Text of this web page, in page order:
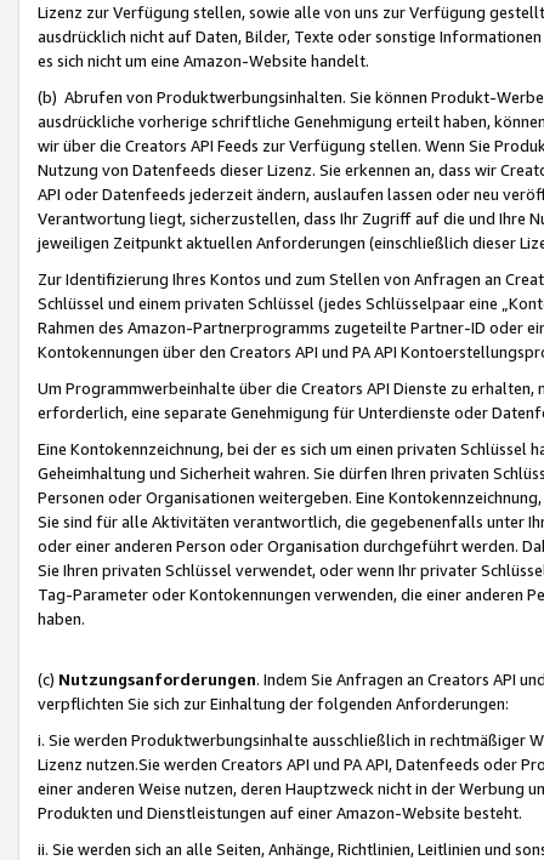
Lizenz zur Verfügung stellen, sowie alle von uns zur Verfügung
ausdrücklich nicht auf Daten, Bilder, Texte oder sonstige
es sich nicht um eine Amazon-Website handelt.
(b) Abrufen von Produktwerbungsinhalten. Sie können Produkt-
ausdrückliche vorherige schriftliche Genehmigung erteilt haben,
wir über die Creators API Feeds zur Verfügung stellen. Wenn Sie
Nutzung von Datenfeeds dieser Lizenz. Sie erkennen an, dass wir
API oder Datenfeeds jederzeit ändern, auslaufen lassen oder neu
Verantwortung liegt, sicherzustellen, dass Ihr Zugriff auf die und Ihre
jeweiligen Zeitpunkt aktuellen Anforderungen (einschließlich dieser
Zur Identifizierung Ihres Kontos und zum Stellen von Anfragen an
Schlüssel und einem privaten Schlüssel (jedes Schlüsselpaar eine
Rahmen des Amazon-Partnerprogramms zugeteilte Partner-ID oder
Kontokennungen über den Creators API und PA API
Um Programmwerbeinhalte über die Creators API Dienste zu
erforderlich, eine separate Genehmigung für Unterdienste oder
Eine Kontokennzeichnung, bei der es sich um einen privaten
Geheimhaltung und Sicherheit wahren. Sie dürfen Ihren privaten
Personen oder Organisationen weitergeben. Eine
Sie sind für alle Aktivitäten verantwortlich, die gegebenenfalls unter
oder einer anderen Person oder Organisation durchgeführt werden.
Sie Ihren privaten Schlüssel verwendet, oder wenn Ihr privater
Tag-Parameter oder Kontokennungen verwenden, die einer anderen
haben.
(c) Nutzungsanforderungen. Indem Sie Anfragen an Creators API
verpflichten Sie sich zur Einhaltung der folgenden Anforderungen:
i. Sie werden Produktwerbungsinhalte ausschließlich in rechtmäßiger
Lizenz nutzen.Sie werden Creators API und PA API, Datenfeeds oder
einer anderen Weise nutzen, deren Hauptzweck nicht in der Werbung
Produkten und Dienstleistungen auf einer Amazon-Website besteht.
ii. Sie werden sich an alle Seiten, Anhänge, Richtlinien, Leitlinien und